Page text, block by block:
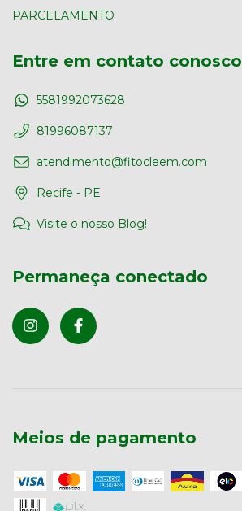
PARCELAMENTO
Entre em contato conosco
5581992073628
81996087137
atendimento@fitocleem.com
Recife - PE
Visite o nosso Blog!
Permaneça conectado
Meios de pagamento